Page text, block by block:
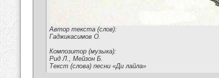
Автор текста (слов):
Гаджикасимов О.
Композитор (музыка):
Рид Л., Мейзон Б.
Текст (слова) песни «Ди лайла»